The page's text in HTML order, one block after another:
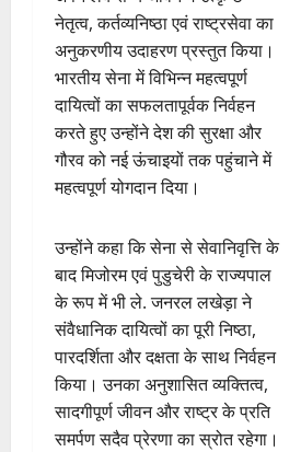
नेतृत्व, कर्तव्यनिष्ठा एवं राष्ट्रसेवा का
अनुकरणीय उदाहरण प्रस्तुत किया।
भारतीय सेना में विभिन्न महत्वपूर्ण
दायित्वों का सफलतापूर्वक निर्वहन
करते हुए उन्होंने देश की सुरक्षा और
गौरव को नई ऊंचाइयों तक पहुंचाने में
महत्वपूर्ण योगदान दिया।
उन्होंने कहा कि सेना से सेवानिवृत्ति के
बाद मिजोरम एवं पुडुचेरी के राज्यपाल
के रूप में भी ले. जनरल लखेड़ा ने
संवैधानिक दायित्वों का पूरी निष्ठा,
पारदर्शिता और दक्षता के साथ निर्वहन
किया। उनका अनुशासित व्यक्तित्व,
सादगीपूर्ण जीवन और राष्ट्र के प्रति
समर्पण सदैव प्रेरणा का स्रोत रहेगा।